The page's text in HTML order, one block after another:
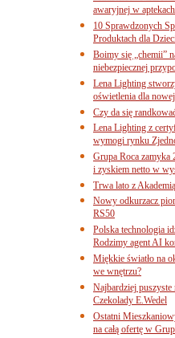
awaryjnej w
10 Sprawdzonych
Produktach dla
Boimy się „chemii”
niebezpiecznej
Lena Lighting
oświetlenia dla
Czy da się
Lena Lighting z
wymogi rynku
Grupa Roca zamyka
i zyskiem netto w
Trwa lato z
Nowy odkurzacz
RS50
Polska technologia
Rodzimy agent AI
Miękkie światło na
we wnętrzu?
Najbardziej
Czekolady E.Wedel
Ostatni
na całą ofertę w